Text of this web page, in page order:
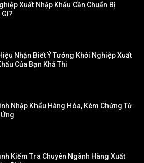
Xuất Nhập Khẩu Cần Chuẩn Bị
Nhận Biết Ý Tưởng Khởi Nghiệp Xuất
Của Bạn Khả Thi
Nhập Khẩu Hàng Hóa, Kèm Chứng Từ
Kiểm Tra Chuyên Ngành Hàng Xuất